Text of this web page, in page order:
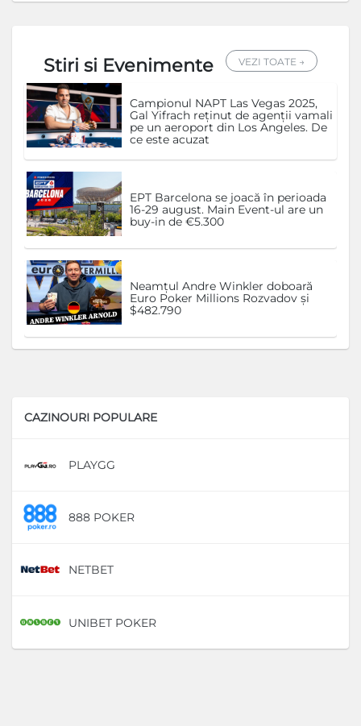
Stiri si Evenimente VEZI TOATE →
Campionul NAPT Las Vegas 2025,
Gal Yifrach reținut de agenții vamali
pe un aeroport din Los Angeles. De
ce este acuzat
EPT Barcelona se joacă în perioada
16-29 august. Main Event-ul are un
buy-in de €5.300
Neamțul Andre Winkler doboară
Euro Poker Millions Rozvadov și
$482.790
CAZINOURI POPULARE
PLAYGG
888 POKER
NETBET
UNIBET POKER